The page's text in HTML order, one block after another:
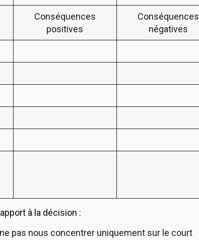
Conséquences
positives
Conséquences
négatives
à la décision :
pas nous concentrer uniquement sur le court